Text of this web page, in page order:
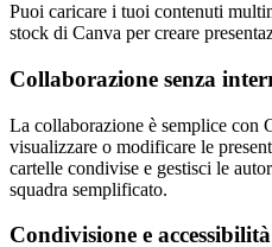
Puoi caricare i tuoi contenuti
stock di Canva per creare
Collaborazione senza
La collaborazione è semplice con
visualizzare o modificare le
cartelle condivise e gestisci le
squadra semplificato.
Condivisione e